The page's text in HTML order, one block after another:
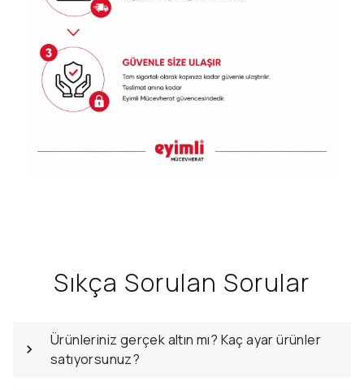
Sıkça Sorulan Sorular
Ürünleriniz gerçek altın mı? Kaç ayar ürünler
satıyorsunuz?